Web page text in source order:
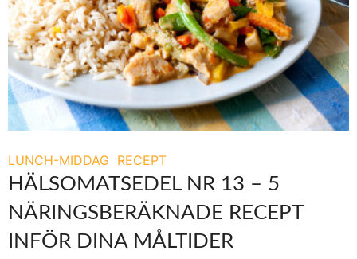
LUNCH-MIDDAG RECEPT
HÄLSOMATSEDEL NR 13 – 5
NÄRINGSBERÄKNADE RECEPT
INFÖR DINA MÅLTIDER